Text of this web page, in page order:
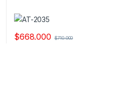
$668.000 $710.000